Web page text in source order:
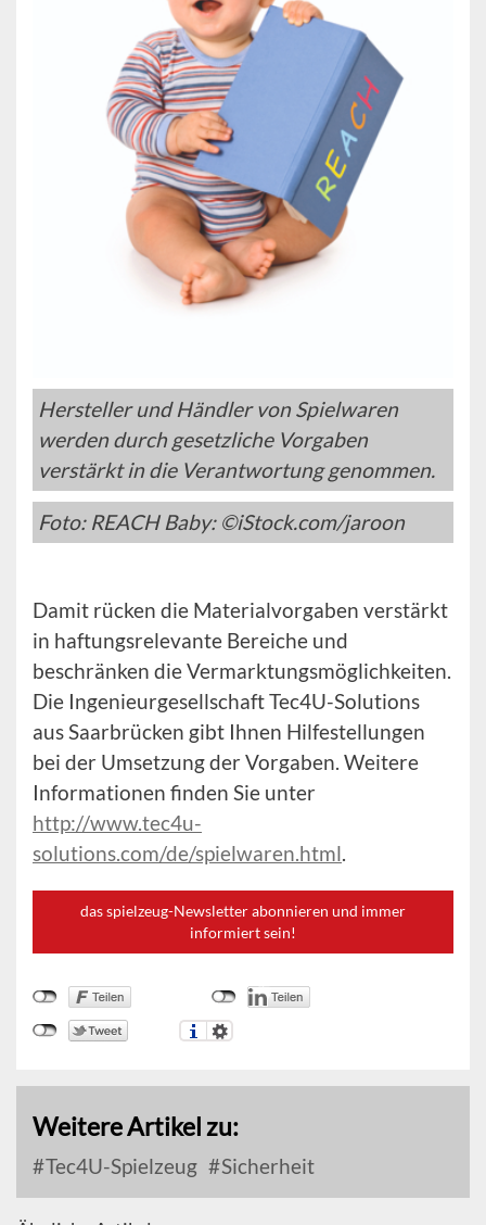
Hersteller und Händler von Spielwaren
werden durch gesetzliche Vorgaben
verstärkt in die Verantwortung genommen.
Foto: REACH Baby: ©iStock.com/jaroon
Damit rücken die Materialvorgaben verstärkt
in haftungsrelevante Bereiche und
beschränken die Vermarktungsmöglichkeiten.
Die Ingenieurgesellschaft Tec4U-Solutions
aus Saarbrücken gibt Ihnen Hilfestellungen
bei der Umsetzung der Vorgaben. Weitere
Informationen finden Sie unter
http://www.tec4u-
solutions.com/de/spielwaren.html.
das spielzeug-Newsletter abonnieren und immer
informiert sein!
Weitere Artikel zu:
Tec4U-Spielzeug Sicherheit